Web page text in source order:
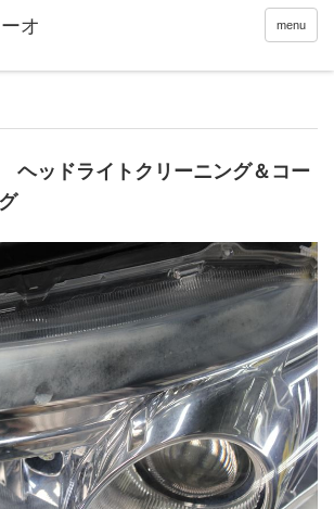
menu
ヘッドライトクリーニング＆コー